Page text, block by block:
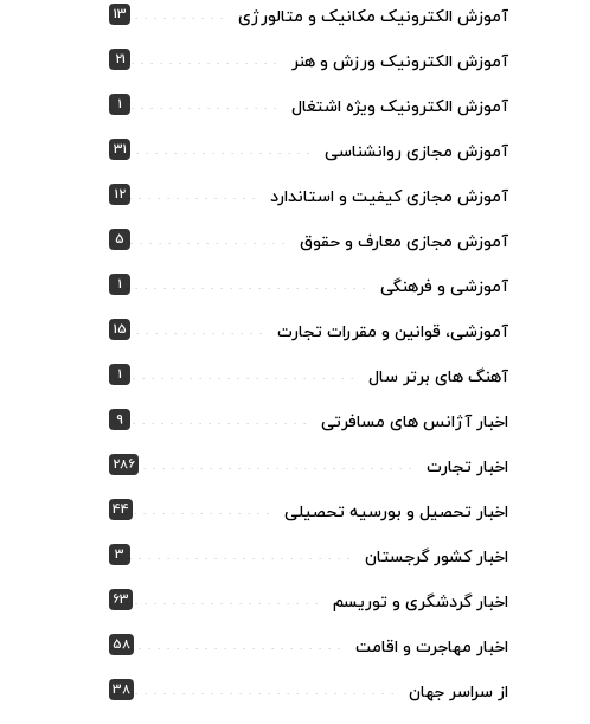
آموزش الکترونیک مکانیک و متالورژی 13
آموزش الکترونیک ورزش و هنر 21
آموزش الکترونیک ویژه اشتغال 1
آموزش مجازی روانشناسی 31
آموزش مجازی کیفیت و استاندارد 12
آموزش مجازی معارف و حقوق 5
آموزشی و فرهنگی 1
آموزشی، قوانین و مقررات تجارت 15
آهنگ های برتر سال 1
اخبار آژانس های مسافرتی 9
اخبار تجارت 286
اخبار تحصیل و بورسیه تحصیلی 44
اخبار کشور گرجستان 3
اخبار گردشگری و توریسم 63
اخبار مهاجرت و اقامت 58
از سراسر جهان 38